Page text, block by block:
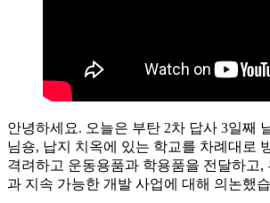
안녕하세요. 오늘은 부탄 2차 답사 3일째
님숑, 납지 치옥에 있는 학교를 차례대로
격려하고 운동용품과 학용품을 전달하고,
과 지속 가능한 개발 사업에 대해 의논했